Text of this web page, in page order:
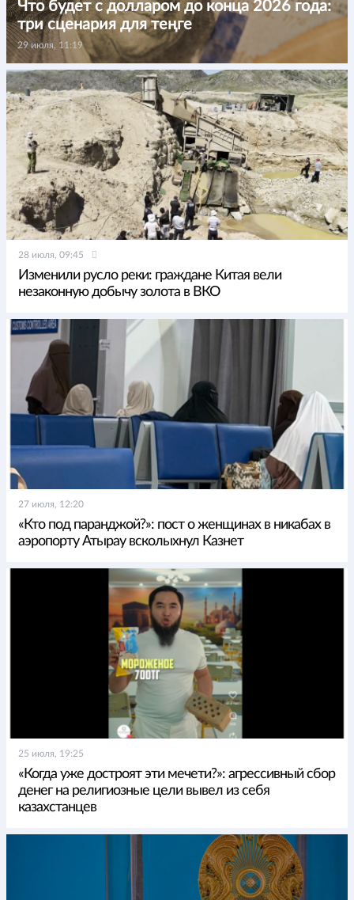
Что будет с долларом до конца 2026 года:
три сценария для теңге
29 июля, 11:19
28 июля, 09:45
Изменили русло реки: граждане Китая вели
незаконную добычу золота в ВКО
27 июля, 12:20
«Кто под паранджой?»: пост о женщинах в никабах в
аэропорту Атырау всколыхнул Казнет
25 июля, 19:25
«Когда уже достроят эти мечети?»: агрессивный сбор
денег на религиозные цели вывел из себя
казахстанцев